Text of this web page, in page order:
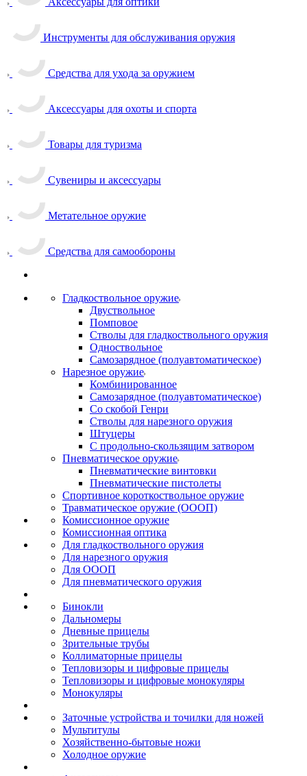
Инструменты для обслуживания оружия
Средства для ухода за оружием
Аксессуары для охоты и спорта
Товары для туризма
Сувениры и аксессуары
Метательное оружие
Средства для самообороны
Гладкоствольное оружие
Двуствольное
Помповое
Стволы для гладкоствольного оружия
Одноствольное
Самозарядное (полуавтоматическое)
Нарезное оружие
Комбинированное
Самозарядное (полуавтоматическое)
Со скобой Генри
Стволы для нарезного оружия
Штуцеры
С продольно-скользящим затвором
Пневматическое оружие
Пневматические винтовки
Пневматические пистолеты
Спортивное короткоствольное оружие
Травматическое оружие (ОООП)
Комиссионное оружие
Комиссионная оптика
Для гладкоствольного оружия
Для нарезного оружия
Для ОООП
Для пневматического оружия
Бинокли
Дальномеры
Дневные прицелы
Зрительные трубы
Коллиматорные прицелы
Тепловизоры и цифровые прицелы
Тепловизоры и цифровые монокуляры
Монокуляры
Заточные устройства и точилки для ножей
Мультитулы
Хозяйственно-бытовые ножи
Холодное оружие